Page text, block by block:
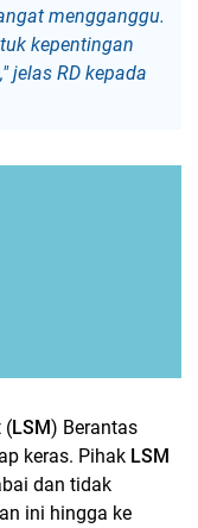
mengganggu.
kepentingan
jelas RD kepada
(LSM) Berantas
keras. Pihak LSM
dan tidak
ini hingga ke